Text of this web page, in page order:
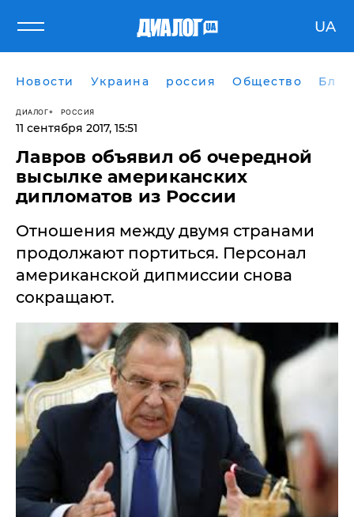
UA
Новости Украина россия Общество
ДИАЛОГ РОССИЯ
11 сентября 2017, 15:51
Лавров объявил об очередной
высылке американских
дипломатов из России
Отношения между двумя странами
продолжают портиться. Персонал
американской дипмиссии снова
сокращают.